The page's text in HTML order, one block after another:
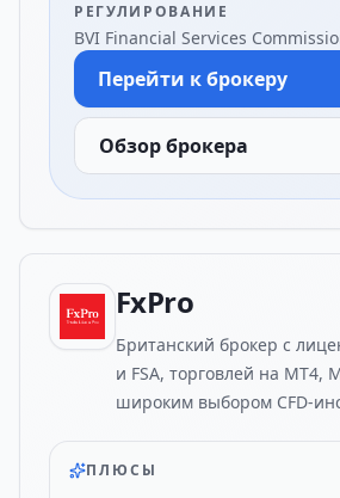
РЕГУЛИРОВАНИЕ
BVI Financial Services
Перейти к брокеру
Обзор брокера
FxPro
Британский брокер с
и FSA, торговлей на MT4,
широким выбором CFD-
ПЛЮСЫ